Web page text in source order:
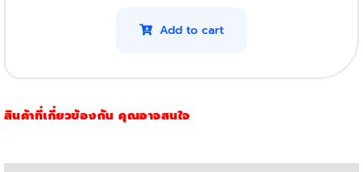
FAT411E
Add to cart
สินค้าที่เกี่ยวข้องกัน คุณอาจสนใจ